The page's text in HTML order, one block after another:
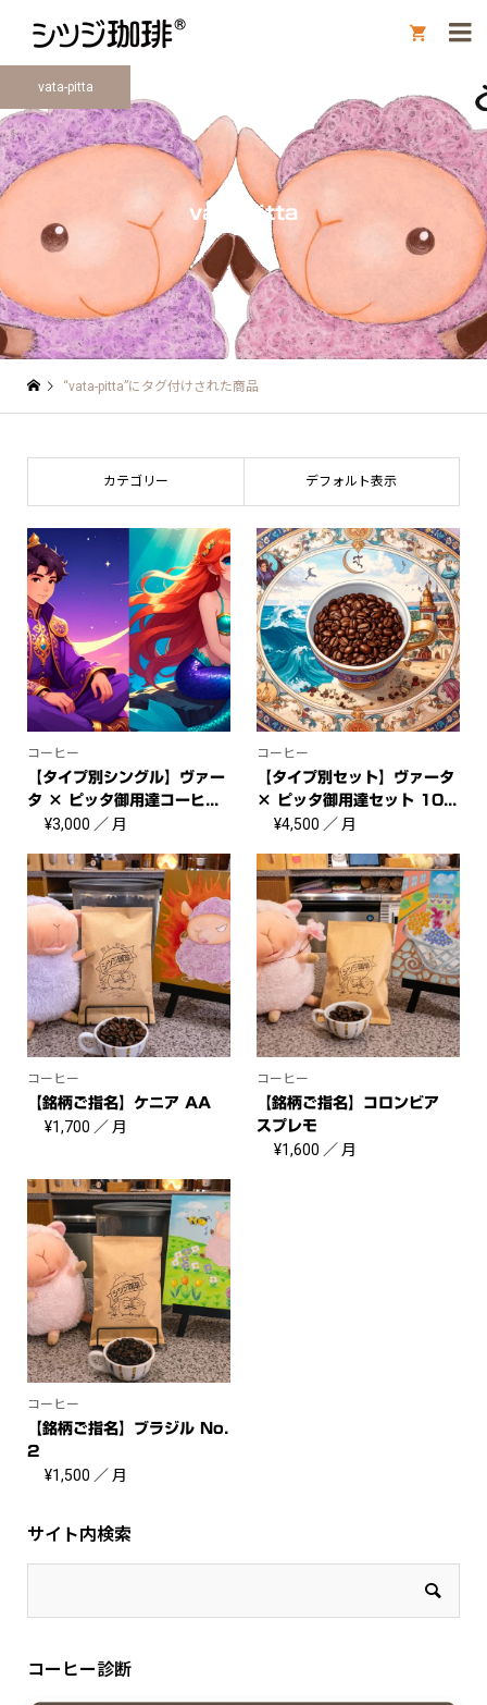

vata-pitta
vata-pitta
“vata-pitta”にタグ付けされた商品
カテゴリー デフォルト表示
コーヒー
【タイプ別シングル】ヴァー
タ × ピッタ御用達コーヒ...
¥3,000 ／ 月
コーヒー
【タイプ別セット】ヴァータ
× ピッタ御用達セット 10...
¥4,500 ／ 月
コーヒー
【銘柄ご指名】ケニア AA
¥1,700 ／ 月
コーヒー
【銘柄ご指名】コロンビア
スプレモ
¥1,600 ／ 月
コーヒー
【銘柄ご指名】ブラジル No.
2
¥1,500 ／ 月
サイト内検索
コーヒー診断